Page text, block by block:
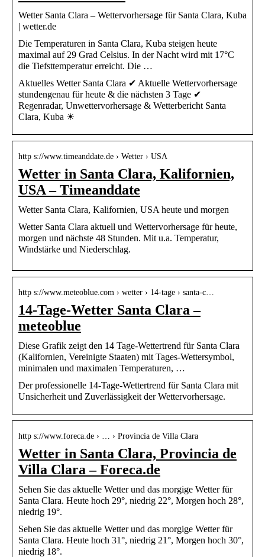
Wetter Santa Clara – Wettervorhersage für Santa Clara, Kuba
| wetter.de
Die Temperaturen in Santa Clara, Kuba steigen heute
maximal auf 29 Grad Celsius. In der Nacht wird mit 17°C
die Tiefsttemperatur erreicht. Die …
Aktuelles Wetter Santa Clara ✔ Aktuelle Wettervorhersage
stundengenau für heute & die nächsten 3 Tage ✔
Regenradar, Unwettervorhersage & Wetterbericht Santa
Clara, Kuba ☀
http s://www.timeanddate.de › Wetter › USA
Wetter in Santa Clara, Kalifornien,
USA – Timeanddate
Wetter Santa Clara, Kalifornien, USA heute und morgen
Wetter Santa Clara aktuell und Wettervorhersage für heute,
morgen und nächste 48 Stunden. Mit u.a. Temperatur,
Windstärke und Niederschlag.
http s://www.meteoblue.com › wetter › 14-tage › santa-c…
14-Tage-Wetter Santa Clara –
meteoblue
Diese Grafik zeigt den 14 Tage-Wettertrend für Santa Clara
(Kalifornien, Vereinigte Staaten) mit Tages-Wettersymbol,
minimalen und maximalen Temperaturen, …
Der professionelle 14-Tage-Wettertrend für Santa Clara mit
Unsicherheit und Zuverlässigkeit der Wettervorhersage.
http s://www.foreca.de › … › Provincia de Villa Clara
Wetter in Santa Clara, Provincia de
Villa Clara – Foreca.de
Sehen Sie das aktuelle Wetter und das morgige Wetter für
Santa Clara. Heute hoch 29°, niedrig 22°, Morgen hoch 28°,
niedrig 19°.
Sehen Sie das aktuelle Wetter und das morgige Wetter für
Santa Clara. Heute hoch 31°, niedrig 21°, Morgen hoch 30°,
niedrig 18°.